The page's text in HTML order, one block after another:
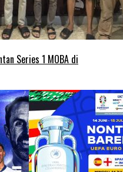
Series 1 MOBA di